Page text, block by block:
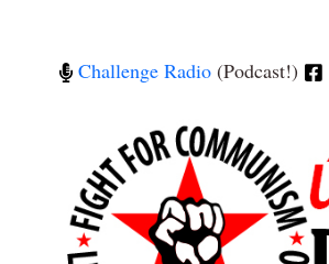
Challenge Radio (Podcast!)